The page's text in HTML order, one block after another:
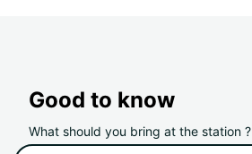
Good to know
What should you bring at the station ?